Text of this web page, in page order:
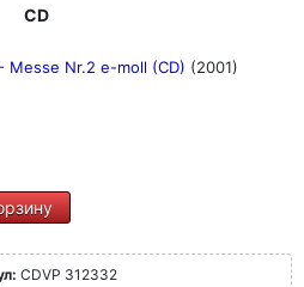
CD
Messe Nr.2 e-moll (CD) (2001)
CDVP 312332